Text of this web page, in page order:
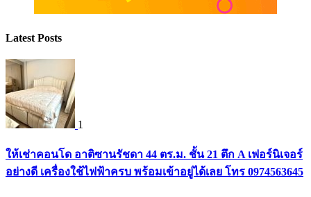
Latest Posts
1
ให้เช่าคอนโด อาติซานรัชดา 44 ตร.ม. ชั้น 21 ตึก A เฟอร์นิเจอร์
อย่างดี เครื่องใช้ไฟฟ้าครบ พร้อมเข้าอยู่ได้เลย โทร 0974563645